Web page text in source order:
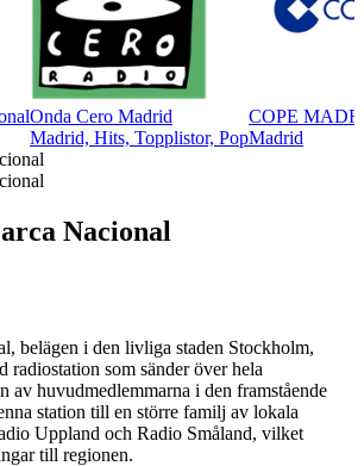
Onda Cero Madrid
Madrid, Hits, Topplistor, Pop
COPE
Madrid
Nacional
belägen i den livliga staden Stockholm,
radiostation som sänder över hela
av huvudmedlemmarna i den framstående
station till en större familj av lokala
Uppland och Radio Småland, vilket
till regionen.